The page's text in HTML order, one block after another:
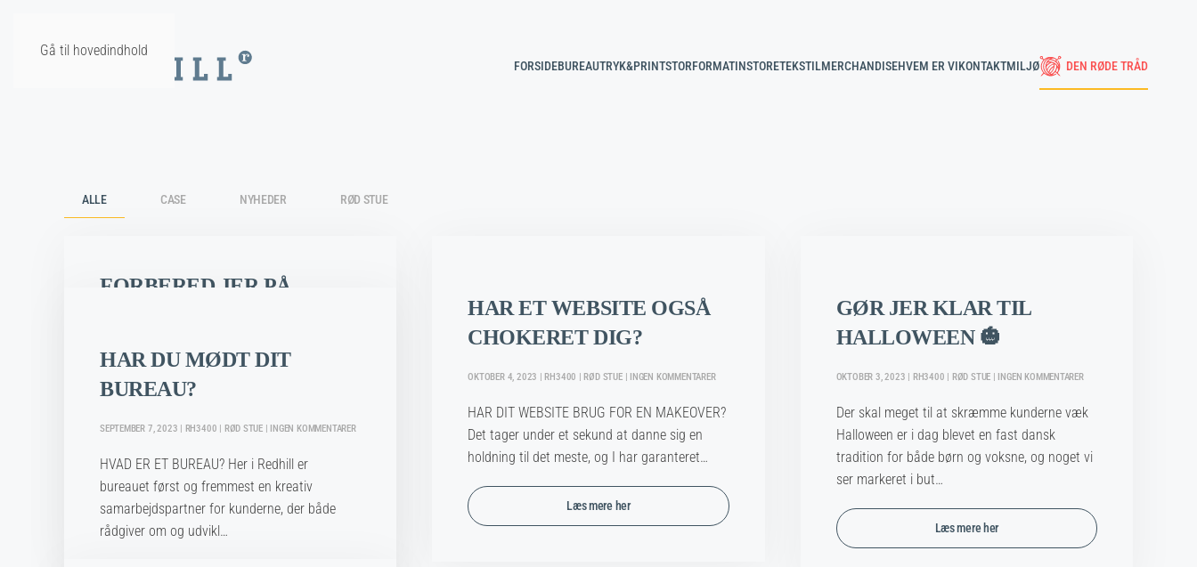
Gå til hovedindhold
FORSIDEBUREAUTRYK&PRINTSTORFORMATINSTORETEKSTILMERCHANDISEHVEM ER VIKONTAKTMILJØ DEN RØDE TRÅD
ALLE CASE NYHEDER RØD STUE
FORBERED JER PÅ
NOVEMBER 1, 2023 | RH3400 | RØD STUE | INGEN KOMMENTARER
Så det’ jul igen, og så det’ jul igen… Uanset
med, så kommer man ikke uden om den
massive indfl…
Læs mere her
HAR ET WEBSITE OGSÅ
CHOKERET DIG?
OKTOBER 4, 2023 | RH3400 | RØD STUE | INGEN KOMMENTARERTIL
WEBSITE
HAR DIT WEBSITE BRUG FOR EN MAKEOVER?
Det tager under et sekund at danne sig en
holdning til det meste, og I har garanteret…
Læs mere her
GØR JER KLAR TIL
HALLOWEEN 🎃
OKTOBER 3, 2023 | RH3400 | RØD STUE | INGEN KOMMENTARERTIL
KLAR
🎃
Der skal meget til at skræmme kunderne væk
Halloween er i dag blevet en fast dansk
tradition for både børn og voksne, og noget vi
ser markeret i but…
Læs mere her
HAR DU MØDT DIT
BUREAU?
SEPTEMBER 7, 2023 | RH3400 | RØD STUE | INGEN KOMMENTARERTIL
HVAD ER ET BUREAU? Her i Redhill er
bureauet først og fremmest en kreativ
samarbejdspartner for kunderne, der både
rådgiver om og udvikl…